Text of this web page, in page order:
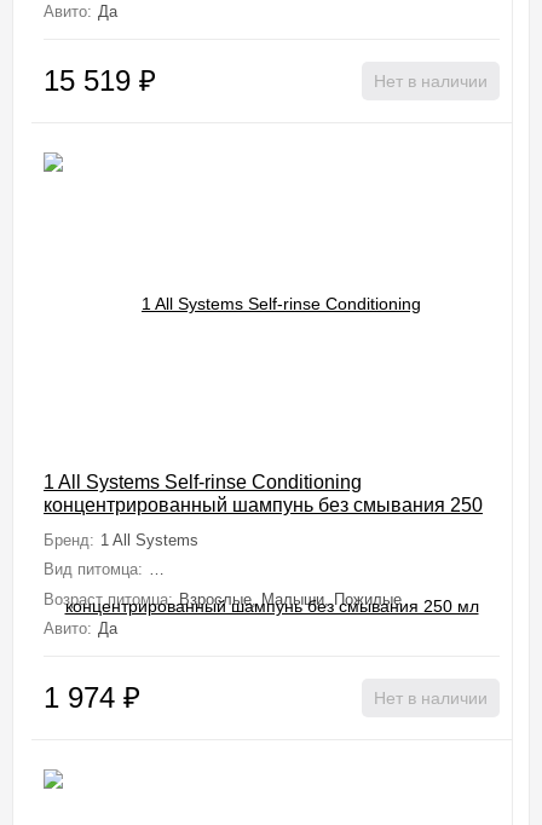
Авито: Да
15 519 ₽ Нет в наличии
1 All Systems Self-rinse Conditioning
концентрированный шампунь без смывания 250
Бренд: 1 All Systems
Вид питомца: Собаки (Мелкие, Средние, Крупные, Миниатюрные),
Возраст питомца: Взрослые, Малыши, Пожилые
Авито: Да
1 974 ₽ Нет в наличии